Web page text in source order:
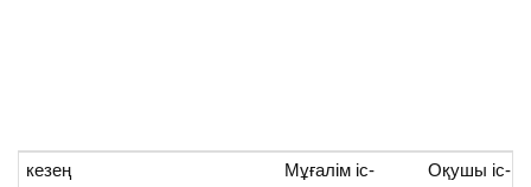
кезең
Мұғалім іс-
Оқушы іс-